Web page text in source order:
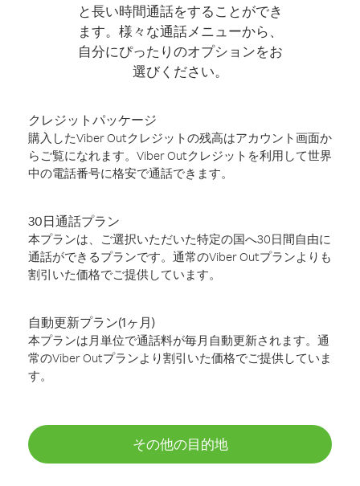
と長い時間通話をすることができ
ます。様々な通話メニューから、
自分にぴったりのオプションをお
選びください。
クレジットパッケージ
購入したViber Outクレジットの残高はアカウント画面か
らご覧になれます。Viber Outクレジットを利用して世界
中の電話番号に格安で通話できます。
30日通話プラン
本プランは、ご選択いただいた特定の国へ30日間自由に
通話ができるプランです。通常のViber Outプランよりも
割引いた価格でご提供しています。
自動更新プラン(1ヶ月)
本プランは月単位で通話料が毎月自動更新されます。通
常のViber Outプランより割引いた価格でご提供していま
す。
その他の目的地